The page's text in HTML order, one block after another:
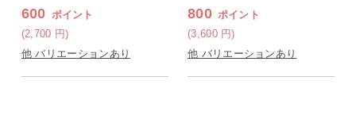
600 ポイント
(2,700 円)
他 バリエーションあり
800 ポイント
(3,600 円)
他 バリエーションあり